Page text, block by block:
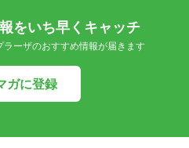
をいち早くキャッチ
ラーザのおすすめ情報が届きます
ガに登録